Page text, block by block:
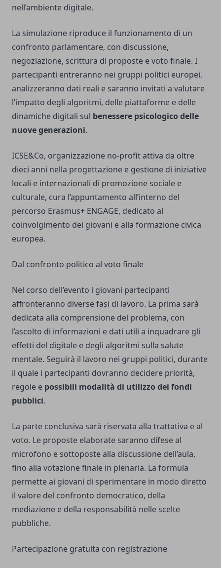
nell’ambiente digitale.
La simulazione riproduce il funzionamento di un
confronto parlamentare, con discussione,
negoziazione, scrittura di proposte e voto finale. I
partecipanti entreranno nei gruppi politici europei,
analizzeranno dati reali e saranno invitati a valutare
l’impatto degli algoritmi, delle piattaforme e delle
dinamiche digitali sul benessere psicologico delle
nuove generazioni.
ICSE&Co, organizzazione no-profit attiva da oltre
dieci anni nella progettazione e gestione di iniziative
locali e internazionali di promozione sociale e
culturale, cura l’appuntamento all’interno del
percorso Erasmus+ ENGAGE, dedicato al
coinvolgimento dei giovani e alla formazione civica
europea.
Dal confronto politico al voto finale
Nel corso dell’evento i giovani partecipanti
affronteranno diverse fasi di lavoro. La prima sarà
dedicata alla comprensione del problema, con
l’ascolto di informazioni e dati utili a inquadrare gli
effetti del digitale e degli algoritmi sulla salute
mentale. Seguirà il lavoro nei gruppi politici, durante
il quale i partecipanti dovranno decidere priorità,
regole e possibili modalità di utilizzo dei fondi
pubblici.
La parte conclusiva sarà riservata alla trattativa e al
voto. Le proposte elaborate saranno difese al
microfono e sottoposte alla discussione dell’aula,
fino alla votazione finale in plenaria. La formula
permette ai giovani di sperimentare in modo diretto
il valore del confronto democratico, della
mediazione e della responsabilità nelle scelte
pubbliche.
Partecipazione gratuita con registrazione